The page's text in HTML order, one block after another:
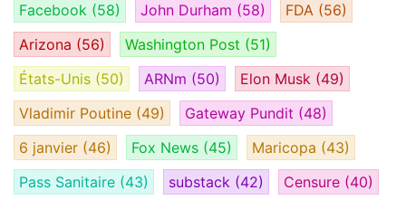
Facebook (58) John Durham (58) FDA (56)
Arizona (56) Washington Post (51)
États-Unis (50) ARNm (50) Elon Musk (49)
Vladimir Poutine (49) Gateway Pundit (48)
6 janvier (46) Fox News (45) Maricopa (43)
Pass Sanitaire (43) substack (42) Censure (40)